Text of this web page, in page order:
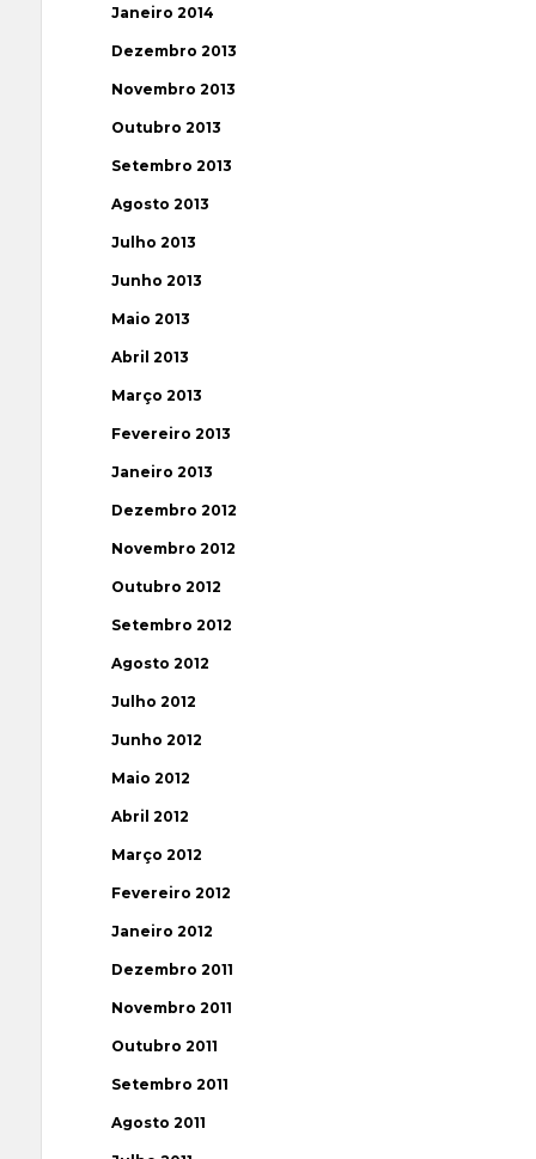
Janeiro 2014
Dezembro 2013
Novembro 2013
Outubro 2013
Setembro 2013
Agosto 2013
Julho 2013
Junho 2013
Maio 2013
Abril 2013
Março 2013
Fevereiro 2013
Janeiro 2013
Dezembro 2012
Novembro 2012
Outubro 2012
Setembro 2012
Agosto 2012
Julho 2012
Junho 2012
Maio 2012
Abril 2012
Março 2012
Fevereiro 2012
Janeiro 2012
Dezembro 2011
Novembro 2011
Outubro 2011
Setembro 2011
Agosto 2011